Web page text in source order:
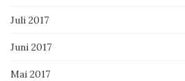
Juli 2017
Juni 2017
Mai 2017